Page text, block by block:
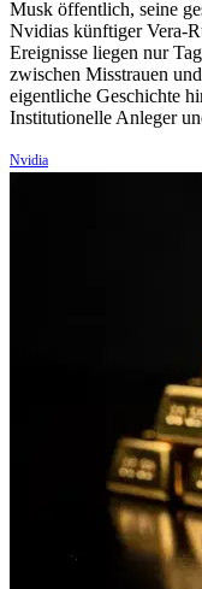
Musk öffentlich, seine
Nvidias künftiger Vera-
Ereignisse liegen nur
zwischen Misstrauen
eigentliche Geschichte
Institutionelle Anleger
Nvidia